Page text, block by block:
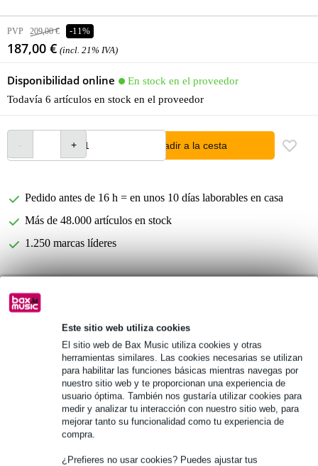
Este sitio web utiliza cookies
El sitio web de Bax Music utiliza cookies y otras
herramientas similares. Las cookies necesarias se utilizan
para habilitar las funciones básicas mientras navegas por
nuestro sitio web y te proporcionan una experiencia de
usuario óptima. También nos gustaría utilizar cookies para
medir y analizar tu interacción con nuestro sitio web, para
mejorar tanto su funcionalidad como tu experiencia de
compra.
¿Prefieres no usar cookies? Puedes ajustar tus
PVP 209,00 € -11%
187,00 € (incl. 21% IVA)
Disponibilidad online
En stock en el proveedor
Todavía 6 artículos en stock en el proveedor
añadir a la cesta
Pedido antes de 16 h = en unos 10 días laborables en casa
Más de 48.000 artículos en stock
1.250 marcas líderes
Información del producto
Afinación: 440Hz y 442Hz
Especificaciones completas
Véase también (2)